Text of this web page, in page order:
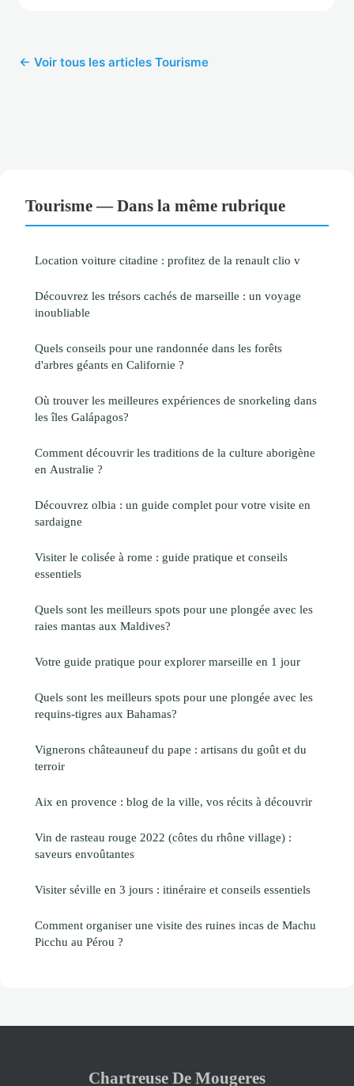
← Voir tous les articles Tourisme
Tourisme — Dans la même rubrique
Location voiture citadine : profitez de la renault clio v
Découvrez les trésors cachés de marseille : un voyage
inoubliable
Quels conseils pour une randonnée dans les forêts
d'arbres géants en Californie ?
Où trouver les meilleures expériences de snorkeling dans
les îles Galápagos?
Comment découvrir les traditions de la culture aborigène
en Australie ?
Découvrez olbia : un guide complet pour votre visite en
sardaigne
Visiter le colisée à rome : guide pratique et conseils
essentiels
Quels sont les meilleurs spots pour une plongée avec les
raies mantas aux Maldives?
Votre guide pratique pour explorer marseille en 1 jour
Quels sont les meilleurs spots pour une plongée avec les
requins-tigres aux Bahamas?
Vignerons châteauneuf du pape : artisans du goût et du
terroir
Aix en provence : blog de la ville, vos récits à découvrir
Vin de rasteau rouge 2022 (côtes du rhône village) :
saveurs envoûtantes
Visiter séville en 3 jours : itinéraire et conseils essentiels
Comment organiser une visite des ruines incas de Machu
Picchu au Pérou ?
Chartreuse De Mougeres